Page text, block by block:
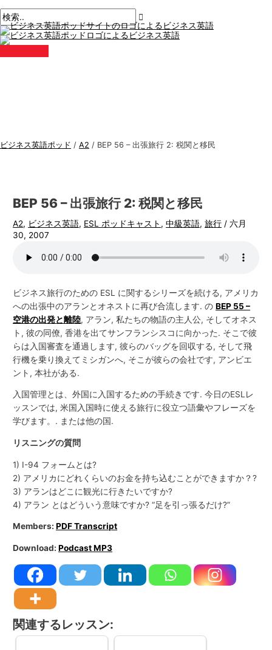
ン
テ
ン
ツ
イ
メ
ニ
ュ
ビジネス英語ポッド / A2 / BEP 56 – 出張旅行 2: 税関と移民
BEP 56 – 出張旅行 2: 税関と移民
A2, ビジネス英語, ESL ポッドキャスト ,中級英語,旅行 /六月
30, 2007
ビジネス旅行のための ESL に関するシリーズを続ける, アメリカ
への出張中のアランとオネストに再び合流します. のBEP 55 –
空港の出発と離陸, アラン, 私たちの物語の主人公, そしてオネス
ト, 彼の同僚, 香港を出てサンフランシスコに向かった. そこで彼
らは入国審査を通過します, 彼らのバッグを回収する, そして飛
行機を乗り換えてミシガンへ, そこが彼らの会社です, アンビエ
ント, 本社がある.
入国管理とは、外国に入国するための手続きです. 今日のESLレ
ッスンでは, 米国入国時に使える旅行に役立つ語彙やフレーズを
学びます。. または他の国.
リスニングの質問
1) I-94 フォームとは?
2) アメリカにどれくらいのお金を持ち込むことができますか？?
3) アランはどこに観光に行きたいですか?
4) アラン とはどういう意味ですか? “足を引っ張るだけ?”
Members:PDF Transcript
Download:Podcast MP3
関連するレッスン:
ス
ト
ナ
ビ
こ
に
入
力。.
前
*
メ
ー
ル
*
ビ
ジ
ネ
ス
検
索
す
る